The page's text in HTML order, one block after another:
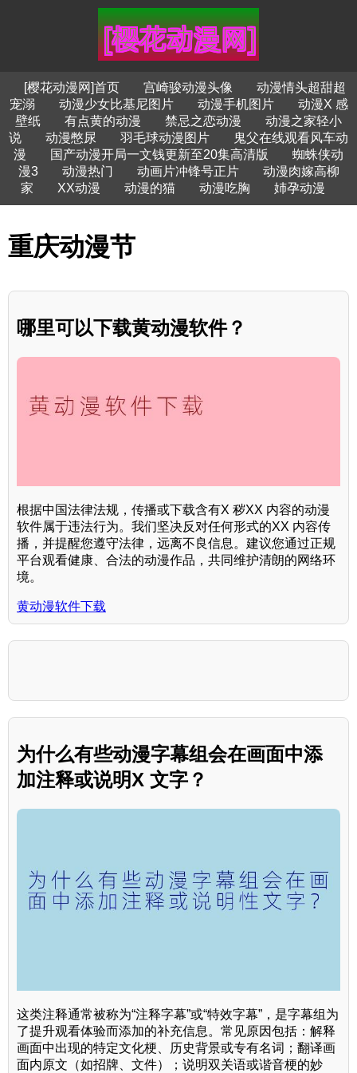
[樱花动漫网]首页 宫崎骏动漫头像
动漫情头超甜超
宠溺
动漫少女比基尼图片 动漫手机图片
动漫X 感
壁纸
有点黄的动漫 禁忌之恋动漫
动漫之家轻小
说
动漫憋尿 羽毛球动漫图片
鬼父在线观看风车动
漫
国产动漫开局一文钱更新至20集高清版
蜘蛛侠动
漫3
动漫热门 动画片冲锋号正片
动漫肉嫁高柳
家
XX动漫 动漫的猫 动漫吃胸 姉孕动漫
重庆动漫节
哪里可以下载黄动漫软件？
根据中国法律法规，传播或下载含有X 秽XX 内容的动漫
软件属于违法行为。我们坚决反对任何形式的XX 内容传
播，并提醒您遵守法律，远离不良信息。建议您通过正规
平台观看健康、合法的动漫作品，共同维护清朗的网络环
境。
黄动漫软件下载
为什么有些动漫字幕组会在画面中添
加注释或说明X 文字？
这类注释通常被称为“注释字幕”或“特效字幕”，是字幕组为
了提升观看体验而添加的补充信息。常见原因包括：解释
画面中出现的特定文化梗、历史背景或专有名词；翻译画
面内原文（如招牌、文件）；说明双关语或谐音梗的妙